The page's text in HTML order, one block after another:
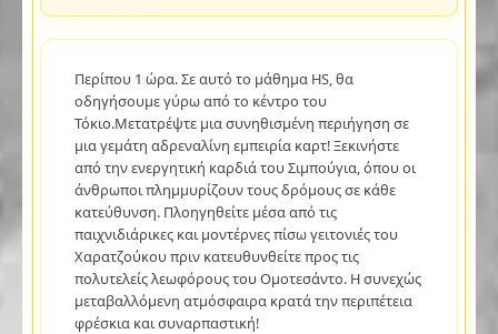
Περίπου 1 ώρα. Σε αυτό το μάθημα HS, θα
οδηγήσουμε γύρω από το κέντρο του
Τόκιο.Μετατρέψτε μια συνηθισμένη περιήγηση σε
μια γεμάτη αδρεναλίνη εμπειρία καρτ! Ξεκινήστε
από την ενεργητική καρδιά του Σιμπούγια, όπου οι
άνθρωποι πλημμυρίζουν τους δρόμους σε κάθε
κατεύθυνση. Πλοηγηθείτε μέσα από τις
παιχνιδιάρικες και μοντέρνες πίσω γειτονιές του
Χαρατζούκου πριν κατευθυνθείτε προς τις
πολυτελείς λεωφόρους του Ομοτεσάντο. Η συνεχώς
μεταβαλλόμενη ατμόσφαιρα κρατά την περιπέτεια
φρέσκια και συναρπαστική!